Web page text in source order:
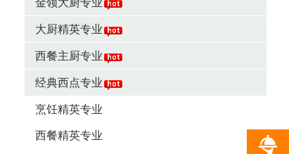
大厨精英专业
西餐主厨专业
经典西点专业
烹饪精英专业
西餐精英专业